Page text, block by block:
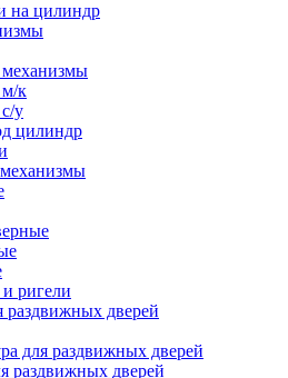
на цилиндр
к
у
цилиндр
ригели
раздвижных дверей
для раздвижных дверей
раздвижных дверей